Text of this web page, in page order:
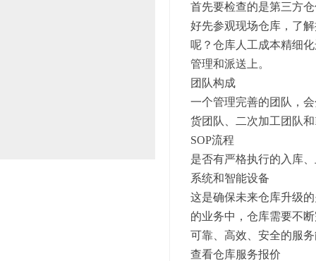
首先要检查的是第三方
好先参观现场仓库，了
呢？仓库人工成本精细
管理和派送上。
团队构成
一个管理完善的团队，
货团队、二次加工团队
SOP流程
是否有严格执行的入库
系统和智能设备
这是确保未来仓库升级
的业务中，仓库需要不
可靠、高效、安全的服
查看仓库服务报价